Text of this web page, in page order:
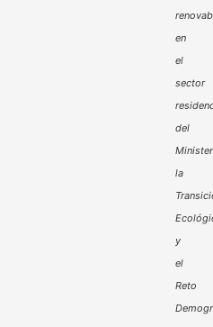
en
el
sector
del
la
y
el
Reto